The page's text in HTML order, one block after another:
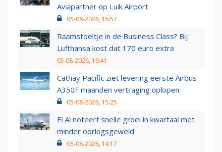
Aviapartner op Luik Airport
05-08-2026, 16:57
Raamstoeltje in de Business Class? Bij
Lufthansa kost dat 170 euro extra
05-08-2026, 16:41
Cathay Pacific ziet levering eerste Airbus
A350F maanden vertraging oplopen
05-08-2026, 15:25
El Al noteert snelle groei in kwartaal met
minder oorlogsgeweld
05-08-2026, 14:17